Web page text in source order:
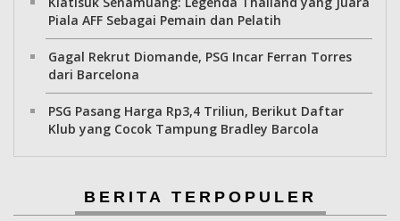
Piala AFF Sebagai Pemain dan Pelatih
Gagal Rekrut Diomande, PSG Incar Ferran Torres
dari Barcelona
PSG Pasang Harga Rp3,4 Triliun, Berikut Daftar
Klub yang Cocok Tampung Bradley Barcola
BERITA TERPOPULER